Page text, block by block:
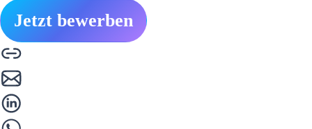
Jetzt bewerben